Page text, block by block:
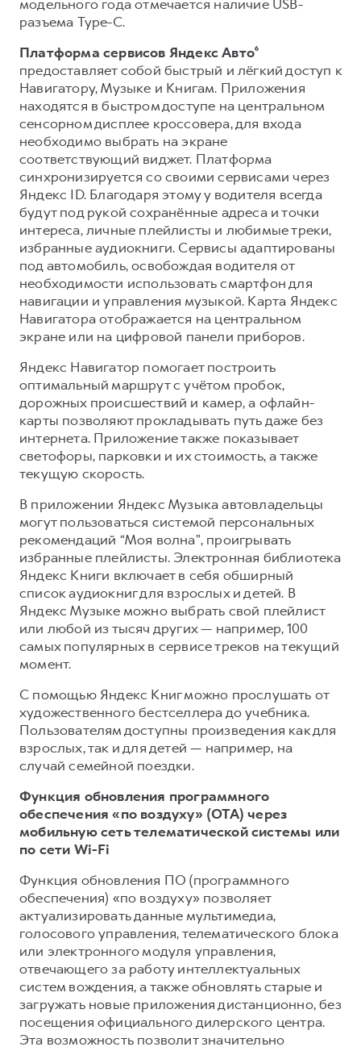
модельного года отмечается наличие USB-
разъема Type-C.
Платформа сервисов Яндекс Авто⁶
предоставляет собой быстрый и лёгкий доступ к
Навигатору, Музыке и Книгам. Приложения
находятся в быстром доступе на центральном
сенсорном дисплее кроссовера, для входа
необходимо выбрать на экране
соответствующий виджет. Платформа
синхронизируется со своими сервисами через
Яндекс ID. Благодаря этому у водителя всегда
будут под рукой сохранённые адреса и точки
интереса, личные плейлисты и любимые треки,
избранные аудиокниги. Сервисы адаптированы
под автомобиль, освобождая водителя от
необходимости использовать смартфон для
навигации и управления музыкой. Карта Яндекс
Навигатора отображается на центральном
экране или на цифровой панели приборов.
Яндекс Навигатор помогает построить
оптимальный маршрут с учётом пробок,
дорожных происшествий и камер, а офлайн-
карты позволяют прокладывать путь даже без
интернета. Приложение также показывает
светофоры, парковки и их стоимость, а также
текущую скорость.
В приложении Яндекс Музыка автовладельцы
могут пользоваться системой персональных
рекомендаций “Моя волна”, проигрывать
избранные плейлисты. Электронная библиотека
Яндекс Книги включает в себя обширный
список аудиокниг для взрослых и детей. В
Яндекс Музыке можно выбрать свой плейлист
или любой из тысяч других — например, 100
самых популярных в сервисе треков на текущий
момент.
С помощью Яндекс Книг можно прослушать от
художественного бестселлера до учебника.
Пользователям доступны произведения как для
взрослых, так и для детей — например, на
случай семейной поездки.
Функция обновления программного
обеспечения «по воздуху» (ОТА) через
мобильную сеть телематической системы или
по сети Wi-Fi
Функция обновления ПО (программного
обеспечения) «по воздуху» позволяет
актуализировать данные мультимедиа,
голосового управления, телематического блока
или электронного модуля управления,
отвечающего за работу интеллектуальных
систем вождения, а также обновлять старые и
загружать новые приложения дистанционно, без
посещения официального дилерского центра.
Эта возможность позволит значительно